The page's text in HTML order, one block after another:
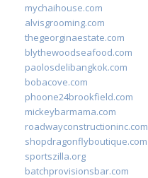
mychaihouse.com
alvisgrooming.com
thegeorginaestate.com
blythewoodseafood.com
paolosdelibangkok.com
bobacove.com
phoone24brookfield.com
mickeybarmama.com
roadwayconstructioninc.com
shopdragonflyboutique.com
sportszilla.org
batchprovisionsbar.com